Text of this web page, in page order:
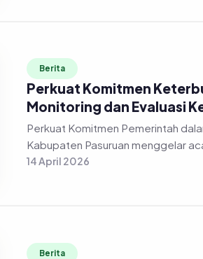
Berita
Perkuat Komitmen
Monitoring dan Evaluasi
Perkuat Komitmen Pemerintah
Kabupaten Pasuruan menggelar
14 April 2026
Berita